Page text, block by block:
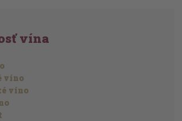
vína
víno
víno